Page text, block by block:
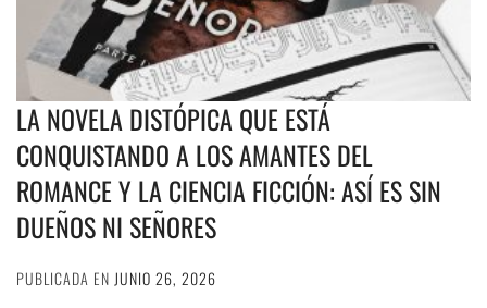
LA NOVELA DISTÓPICA QUE ESTÁ
CONQUISTANDO A LOS AMANTES DEL
ROMANCE Y LA CIENCIA FICCIÓN: ASÍ ES SIN
DUEÑOS NI SEÑORES
PUBLICADA EN JUNIO 26, 2026